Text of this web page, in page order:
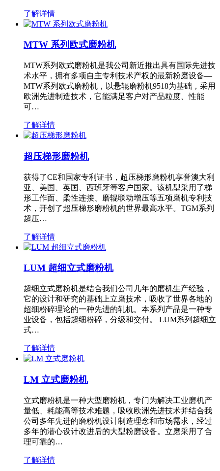
了解详情
MTW 系列欧式磨粉机
MTW系列欧式磨粉机是我公司新近推出具有国际先进技
术水平，拥有多项自主专利技术产权的最新粉磨设备—
MTW系列欧式磨粉机，以悬辊磨粉机9518为基础，采用
欧洲先进制造技术，它能满足客户对产品粒度、性能
可…
了解详情
超压梯形磨粉机
获得了CE和国家专利证书，超压梯形磨粉机享誉澳大利
亚、美国、英国、西班牙等客户国家。该机型采用了梯
形工作面、柔性连接、磨辊联动增压等五项磨机专利技
术，开创了超压梯形磨粉机的世界最高水平。TGM系列
超压…
了解详情
LUM 超细立式磨粉机
超细立式磨粉机是结合我们公司几年的磨机生产经验，
它的设计和研究的基础上立磨技术，吸收了世界各地的
超细粉碎理论的一种先进的轧机。本系列产品是一种专
业设备，包括超细粉碎，分级和交付。 LUM系列超细立
式…
了解详情
LM 立式磨粉机
立式磨粉机是一种大型磨粉机，专门为解决工业磨机产
量低、耗能高等技术难题，吸收欧洲先进技术并结合我
公司多年先进的磨粉机设计制造理念和市场需求，经过
多年的潜心设计改进后的大型粉磨设备。立磨采用了合
理可靠的…
了解详情